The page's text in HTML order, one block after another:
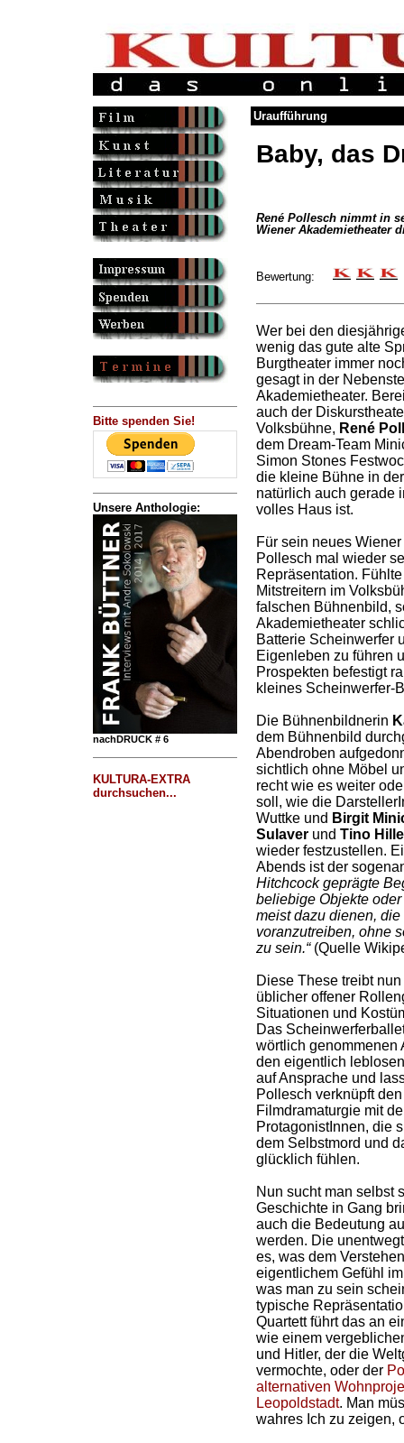
Bitte spenden Sie!
Unsere Anthologie:
nachDRUCK # 6
KULTURA-EXTRA
durchsuchen...
Uraufführung
Baby, das
René Pollesch nimmt in
Wiener Akademietheater
Bewertung:
Wer bei den
wenig das gute alte
Burgtheater immer
gesagt in der
Akademietheater.
auch der
Volksbühne, René
dem Dream-Team
Simon Stones
die kleine Bühne in
natürlich auch gerade
volles Haus ist.
Für sein neues
Pollesch mal wieder
Repräsentation.
Mitstreitern im
falschen Bühnenbild,
Akademietheater
Batterie Scheinwerfer
Eigenleben zu führen
Prospekten befestigt
kleines Scheinwerfer-
Die Bühnenbildnerin
dem Bühnenbild
Abendroben
sichtlich ohne Möbel
recht wie es weiter
soll, wie die
Wuttke und Birgit
Sulaverund Tino
wieder festzustellen.
Abends ist der
Hitchcock geprägte
beliebige Objekte
meist dazu dienen,
voranzutreiben, ohne
zu sein.“(Quelle
Diese These treibt
üblicher offener
Situationen und
Das
wörtlich genommenen
den eigentlich
auf Ansprache und
Pollesch verknüpft
Filmdramaturgie mit
ProtagonistInnen, die
dem Selbstmord und
glücklich fühlen.
Nun sucht man selbst
Geschichte in Gang
auch die Bedeutung
werden. Die
es, was dem
eigentlichem Gefühl
was man zu sein
typische
Quartett führt das an
wie einem
und Hitler, der die
vermochte, oder der
alternativen
Leopoldstadt. Man
wahres Ich zu zeigen,